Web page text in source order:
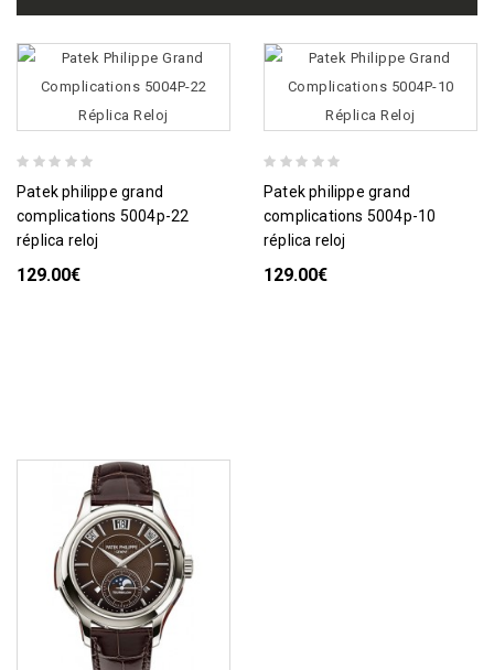
patek philippe grand
complications 5004p-22
réplica reloj
129.00€
patek philippe grand
complications 5004p-10
réplica reloj
129.00€